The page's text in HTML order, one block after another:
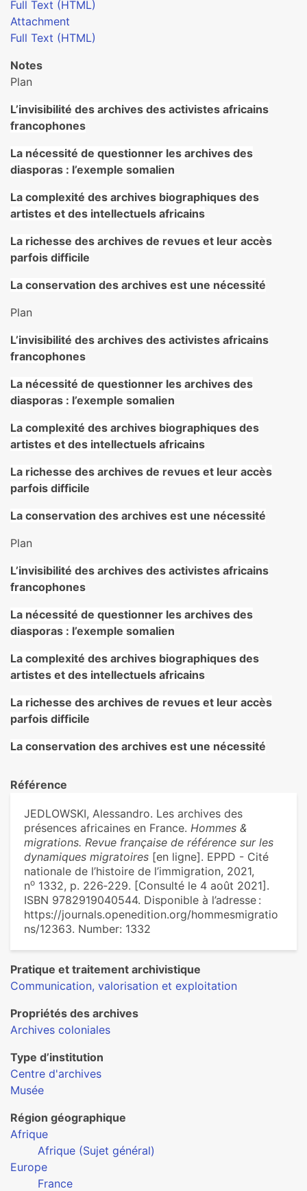
Full Text (HTML)
Attachment
Full Text (HTML)
Notes
Plan
L’invisibilité des archives des activistes africains
francophones
La nécessité de questionner les archives des
diasporas : l’exemple somalien
La complexité des archives biographiques des
artistes et des intellectuels africains
La richesse des archives de revues et leur accès
parfois difficile
La conservation des archives est une nécessité
Plan
L’invisibilité des archives des activistes africains
francophones
La nécessité de questionner les archives des
diasporas : l’exemple somalien
La complexité des archives biographiques des
artistes et des intellectuels africains
La richesse des archives de revues et leur accès
parfois difficile
La conservation des archives est une nécessité
Plan
L’invisibilité des archives des activistes africains
francophones
La nécessité de questionner les archives des
diasporas : l’exemple somalien
La complexité des archives biographiques des
artistes et des intellectuels africains
La richesse des archives de revues et leur accès
parfois difficile
La conservation des archives est une nécessité
Référence
JEDLOWSKI, Alessandro. Les archives des
présences africaines en France. Hommes &
migrations. Revue française de référence sur les
dynamiques migratoires [en ligne]. EPPD - Cité
nationale de l’histoire de l’immigration, 2021,
no 1332, p. 226‑229. [Consulté le 4 août 2021].
ISBN 9782919040544. Disponible à l’adresse :
https://journals.openedition.org/hommesmigratio
ns/12363. Number: 1332
Pratique et traitement archivistique
Communication, valorisation et exploitation
Propriétés des archives
Archives coloniales
Type d’institution
Centre d'archives
Musée
Région géographique
Afrique
Afrique (Sujet général)
Europe
France